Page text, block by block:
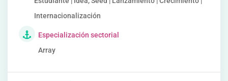
Internacionalización
Especialización sectorial
Array